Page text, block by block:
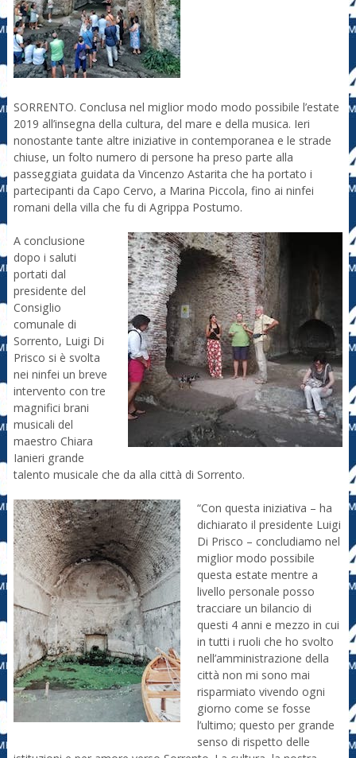
SORRENTO. Conclusa nel miglior modo modo possibile l’estate
2019 all’insegna della cultura, del mare e della musica. Ieri
nonostante tante altre iniziative in contemporanea e le strade
chiuse, un folto numero di persone ha preso parte alla
passeggiata guidata da Vincenzo Astarita che ha portato i
partecipanti da Capo Cervo, a Marina Piccola, fino ai ninfei
romani della villa che fu di Agrippa Postumo.
A conclusione
dopo i saluti
portati dal
presidente del
Consiglio
comunale di
Sorrento, Luigi Di
Prisco si è svolta
nei ninfei un breve
intervento con tre
magnifici brani
musicali del
maestro Chiara
Ianieri grande
talento musicale che da alla città di Sorrento.
“Con questa iniziativa – ha
dichiarato il presidente Luigi
Di Prisco – concludiamo nel
miglior modo possibile
questa estate mentre a
livello personale posso
tracciare un bilancio di
questi 4 anni e mezzo in cui
in tutti i ruoli che ho svolto
nell’amministrazione della
città non mi sono mai
risparmiato vivendo ogni
giorno come se fosse
l’ultimo; questo per grande
senso di rispetto delle